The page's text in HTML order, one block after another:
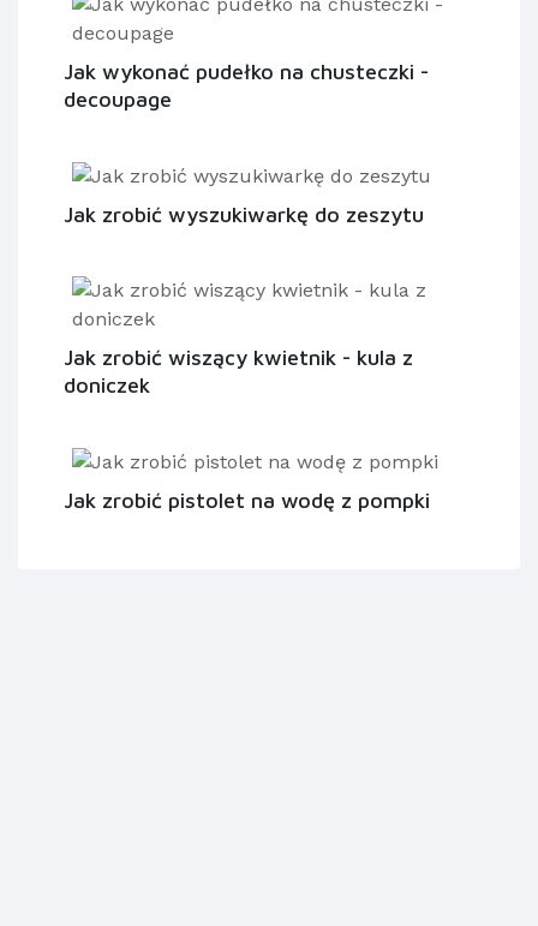
Jak wykonać pudełko na chusteczki -
decoupage
Jak zrobić wyszukiwarkę do zeszytu
Jak zrobić wiszący kwietnik - kula z
doniczek
Jak zrobić pistolet na wodę z pompki